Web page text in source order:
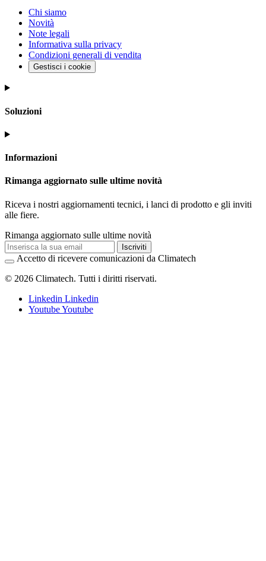
Chi siamo
Novità
Note legali
Informativa sulla privacy
Condizioni generali di vendita
Gestisci i cookie
Soluzioni
Informazioni
Rimanga aggiornato sulle ultime novità
Riceva i nostri aggiornamenti tecnici, i lanci di prodotto e gli inviti
alle fiere.
Rimanga aggiornato sulle ultime novità
Iscriviti
Accetto di ricevere comunicazioni da Climatech
© 2026 Climatech. Tutti i diritti riservati.
Linkedin Linkedin
YoutubeYoutube